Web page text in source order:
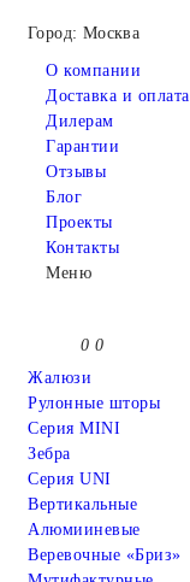
Город: Москва
О компании
Доставка и оплата
Дилерам
Гарантии
Отзывы
Блог
Проекты
Контакты
Меню
0 0
Жалюзи
Рулонные шторы
Серия MINI
Зебра
Серия UNI
Вертикальные
Алюмииневые
Веревочные «Бриз»